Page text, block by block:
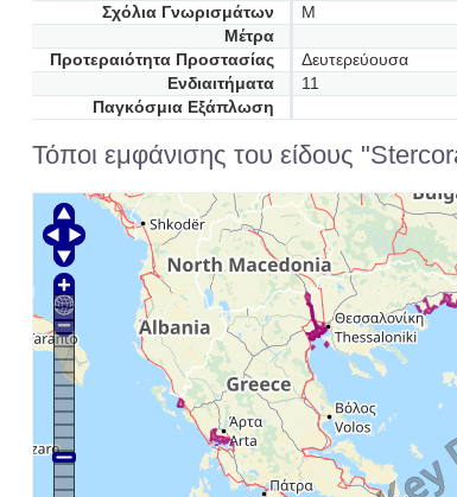
Σχόλια Γνωρισμάτων
M
Μέτρα
Προτεραιότητα Προστασίας
Δευτερεύουσα
Ενδιαιτήματα
11
Παγκόσμια Εξάπλωση
Τόποι εμφάνισης του είδους